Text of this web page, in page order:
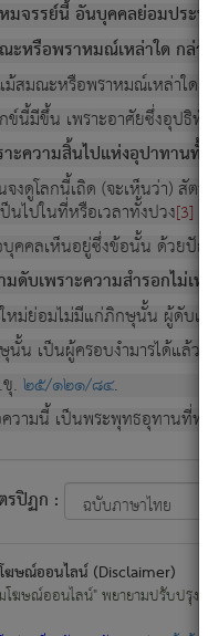
มจรรย์นี้ อันบุคคลย่อมประ
ะหรือพราหมณ์เหล่าใด กล่
ม้สมณะหรือพราหมณ์เหล่าใด
ข์นี้มีขึ้น เพราะอาศัยซึ่งอุปธิทั้
าะความสิ้นไปแห่งอุปาทาน
จงดูโลกนี้เถิด (จะเห็นว่า)
นไปในที่หรือเวลาทั้งปวง[3]
บุคคลเห็นอยู่ซึ่งข้อนั้น ด้วยปั
มดับเพราะความสำรอกไม่
หม่ย่อมไม่มีแก่ภิกษุนั้น ผู้ดับเ
นั้น เป็นผู้ครอบงำมารได้แล้
ขุ.๒๕/๑๒๑/๘๔.
วามนี้ เป็นพระพุทธอุทานที่ท
รปิฏก :
ฆษณ์ออนไลน์ (Disclaimer)
โฆษณ์ออนไลน์" พยายามปรับปรุ